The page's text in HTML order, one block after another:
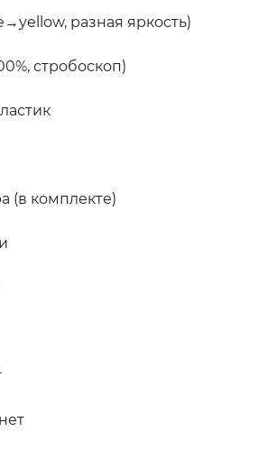
разная яркость)
стробоскоп)
(в комплекте)